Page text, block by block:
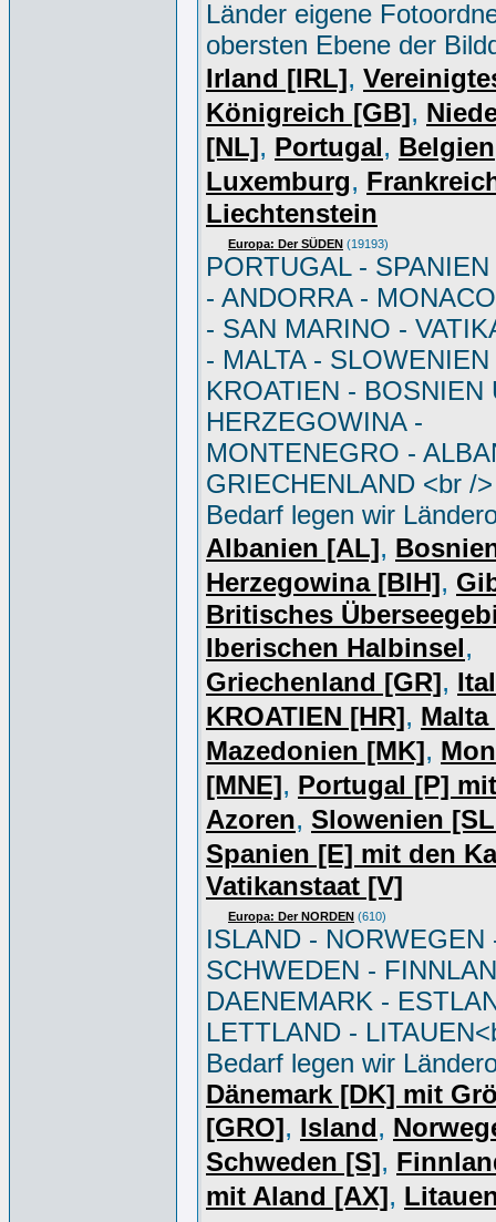
Länder eigene
obersten Ebene der
Irland [IRL],
Königreich [GB],
[NL], Portugal, Belgien
Luxemburg,
Liechtenstein
Europa: Der SÜDEN (19193)
PORTUGAL -
- ANDORRA -
- SAN MARINO -
- MALTA - SLOWENIEN
KROATIEN - BOSNIEN
HERZEGOWINA -
MONTENEGRO -
GRIECHENLAND <br /
Bedarf legen wir
Albanien [AL],
Herzegowina [BIH],
Britisches
Iberischen Halbinsel,
Griechenland [GR],
KROATIEN [HR], Malta
Mazedonien [MK],
[MNE], Portugal [P]
Azoren, Slowenien
Spanien [E] mit den
Vatikanstaat [V]
Europa: Der NORDEN (610)
ISLAND - NORWEGEN
SCHWEDEN -
DAENEMARK -
LETTLAND -
Bedarf legen wir
Dänemark [DK] mit
[GRO], Island,
Schweden [S],
mit Aland [AX],